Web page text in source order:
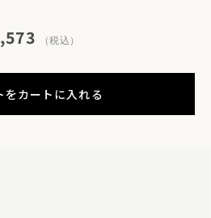
（税込）
をカートに入れる